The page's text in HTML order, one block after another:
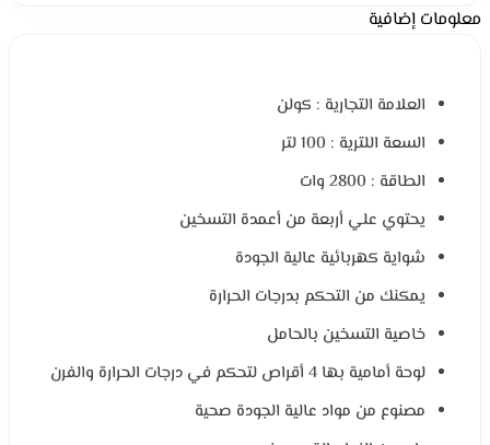
معلومات إضافية
العلامة التجارية : كولن
السعة اللترية : 100 لتر
الطاقة : 2800 وات
يحتوي علي أربعة من أعمدة التسخين
شواية كهربائية عالية الجودة
يمكنك من التحكم بدرجات الحرارة
خاصية التسخين بالحامل
لوحة أمامية بها 4 أقراص لتحكم في درجات الحرارة والفرن
مصنوع من مواد عالية الجودة صحية